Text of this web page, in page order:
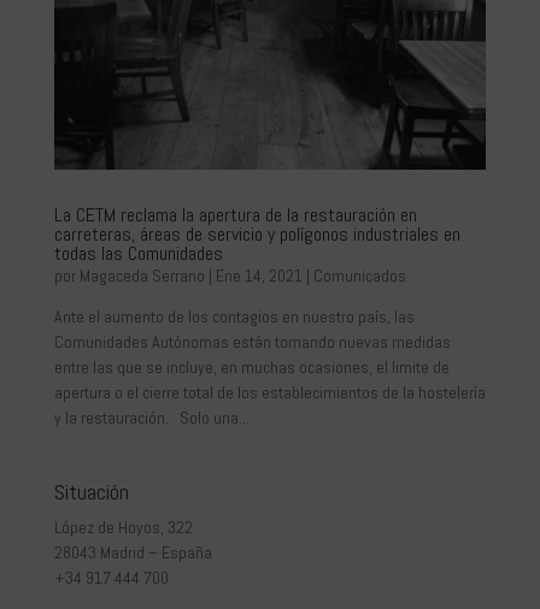
La CETM reclama la apertura de la restauración en
carreteras, áreas de servicio y polígonos industriales en
todas las Comunidades
por Magaceda Serrano | Ene 14, 2021 | Comunicados
Ante el aumento de los contagios en nuestro país, las
Comunidades Autónomas están tomando nuevas medidas
entre las que se incluye, en muchas ocasiones, el limite de
apertura o el cierre total de los establecimientos de la hostelería
y la restauración. Solo una...
Situación
López de Hoyos, 322
28043 Madrid – España
+34 917 444 700